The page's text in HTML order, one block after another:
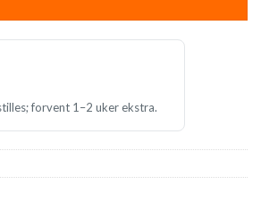
forvent 1–2 uker ekstra.